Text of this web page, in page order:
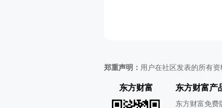
郑重声明： 用户在社区发表的所有
东方财富 东方财富产
东方财富免费